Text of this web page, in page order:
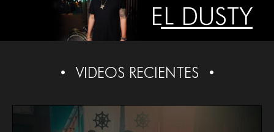
EL DUSTY
VIDEOS RECIENTES